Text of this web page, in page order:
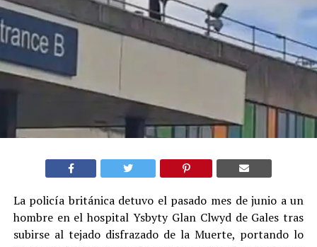
La policía británica detuvo el pasado mes de junio a un
hombre en el hospital Ysbyty Glan Clwyd de Gales tras
subirse al tejado disfrazado de la Muerte, portando lo